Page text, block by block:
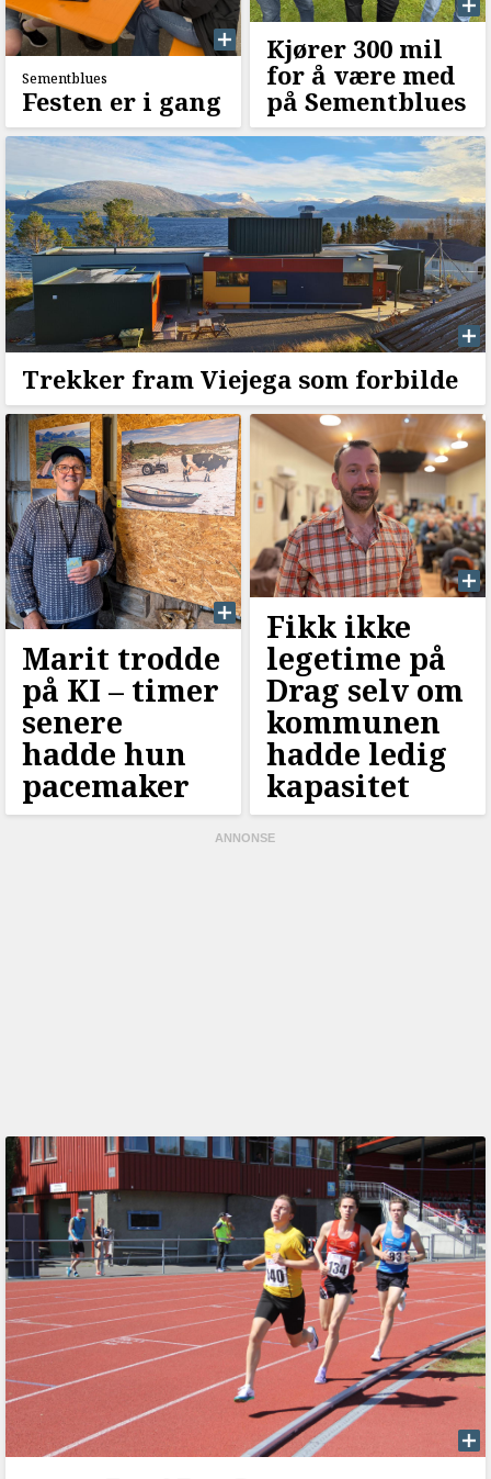
Sementblues
Festen er i gang
Kjører 300 mil
for å være med
på Sementblues
Trekker fram Viejega som forbilde
Marit trodde
på KI –⁠ timer
senere
hadde hun
pacemaker
Fikk ikke
legetime på
Drag selv om
kommunen
hadde ledig
kapasitet